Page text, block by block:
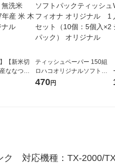
【新米切
ななつぼ
令和7年産
ティッシュペーパー 150組
ロハコオリジナルソフトパ
ックティッシュ フィオナ オ
470円
　対応機種：TX-2000/